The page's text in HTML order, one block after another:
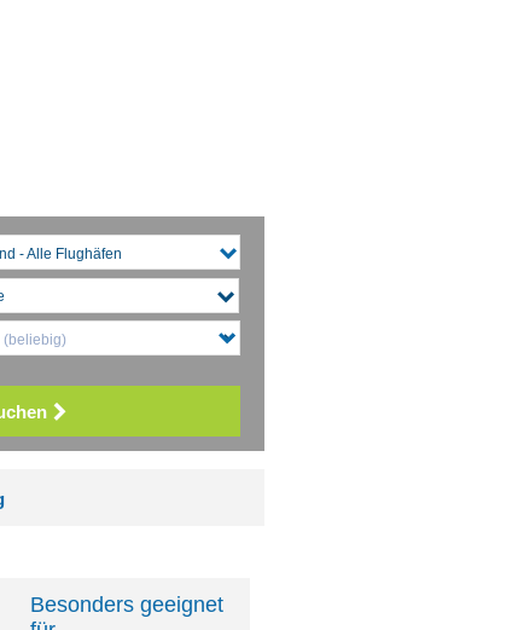
- Alle Flughäfen
(beliebig)
Besonders geeignet